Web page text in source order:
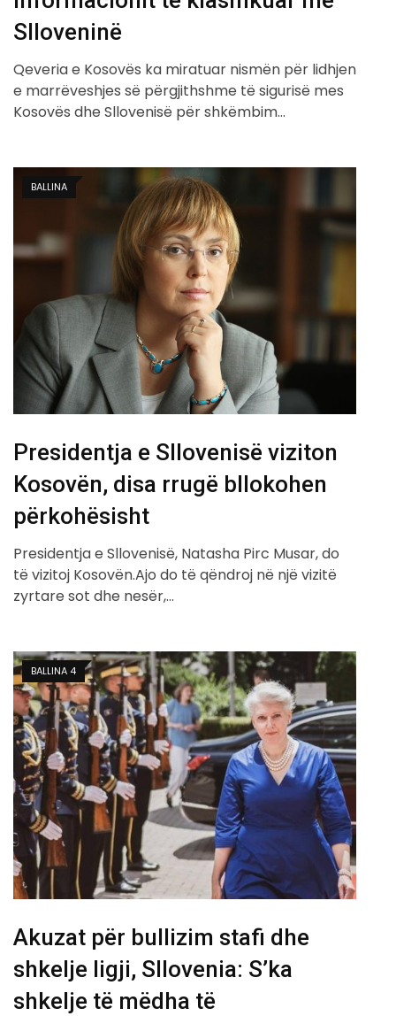
Slloveninë
Qeveria e Kosovës ka miratuar nismën për lidhjen
e marrëveshjes së përgjithshme të sigurisë mes
Kosovës dhe Sllovenisë për shkëmbim…
BALLINA
Presidentja e Sllovenisë viziton
Kosovën, disa rrugë bllokohen
përkohësisht
Presidentja e Sllovenisë, Natasha Pirc Musar, do
të vizitoj Kosovën.Ajo do të qëndroj në një vizitë
zyrtare sot dhe nesër,…
BALLINA 4
Akuzat për bullizim stafi dhe
shkelje ligji, Sllovenia: S’ka
shkelje të mëdha të